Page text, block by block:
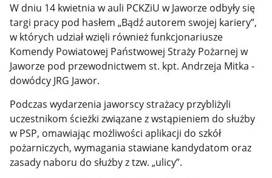
W dniu 14 kwietnia w auli PCKZiU w Jaworze odbyły się
targi pracy pod hasłem „Bądź autorem swojej kariery”,
w których udział wzięli również funkcjonariusze
Komendy Powiatowej Państwowej Straży Pożarnej w
Jaworze pod przewodnictwem st. kpt. Andrzeja Mitka -
dowódcy JRG Jawor.
Podczas wydarzenia jaworscy strażacy przybliżyli
uczestnikom ścieżki związane z wstąpieniem do służby
w PSP, omawiając możliwości aplikacji do szkół
pożarniczych, wymagania stawiane kandydatom oraz
zasady naboru do służby z tzw. „ulicy”.